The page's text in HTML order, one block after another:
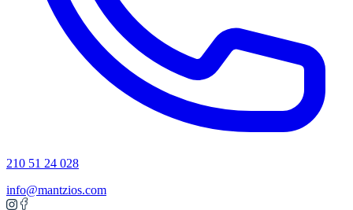
210 51 24 028
info@mantzios.com